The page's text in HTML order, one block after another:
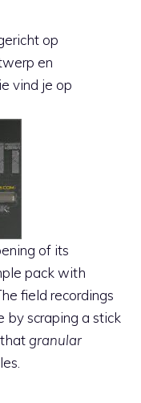
op
en
vind je op
of its
pack with
field recordings
by scraping a stick
granular